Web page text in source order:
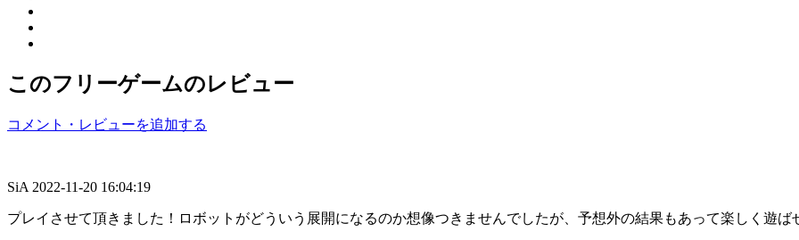
このフリーゲームのレビュー
コメント・レビューを追加する
SiA 2022-11-20 16:04:19
プレイさせて頂きました！ロボットがどういう展開になるのか想像つきませんでしたが、予想外の結果もあって楽しく遊ば